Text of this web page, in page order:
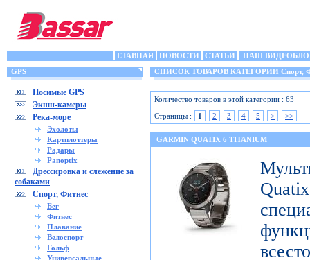
ГЛАВНАЯ НОВОСТИ СТАТЬИ
НАШ
GPS
Носимые GPS
Экшн-камеры
Река-море
Эхолоты
Картплоттеры
Радары
Panoptix
Дрессировка и слежение за
собаками
Спорт, Фитнес
Бег
Фитнес
Плавание
Велоспорт
Гольф
Универсальные
СПИСОК ТОВАРОВ КАТЕГОРИИ Спорт,
Количество товаров в этой категории : 63
Страницы :
1 2 3 4 5 > >>
GARMIN QUATIX 6 TITANIUM